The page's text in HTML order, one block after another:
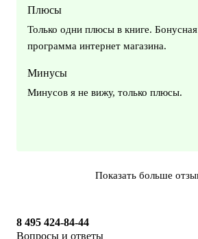
Плюсы
Только одни плюсы в книге.
программа интернет магазина.
Минусы
Минусов я не вижу, только плюсы.
Показать больше
8 495 424-84-44
Вопросы и ответы